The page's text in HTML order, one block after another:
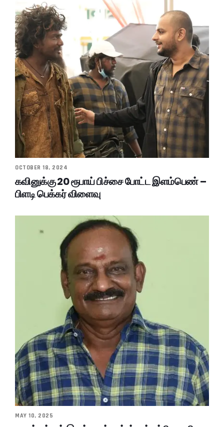
OCTOBER 18, 2024
கவினுக்கு 20 ரூபாய் பிச்சை போட்ட இளம்பெண் –
பிளடி பெக்கர் விளைவு
MAY 10, 2025